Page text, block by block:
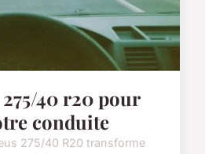
40 r20 pour
conduite
275/40 R20 transforme